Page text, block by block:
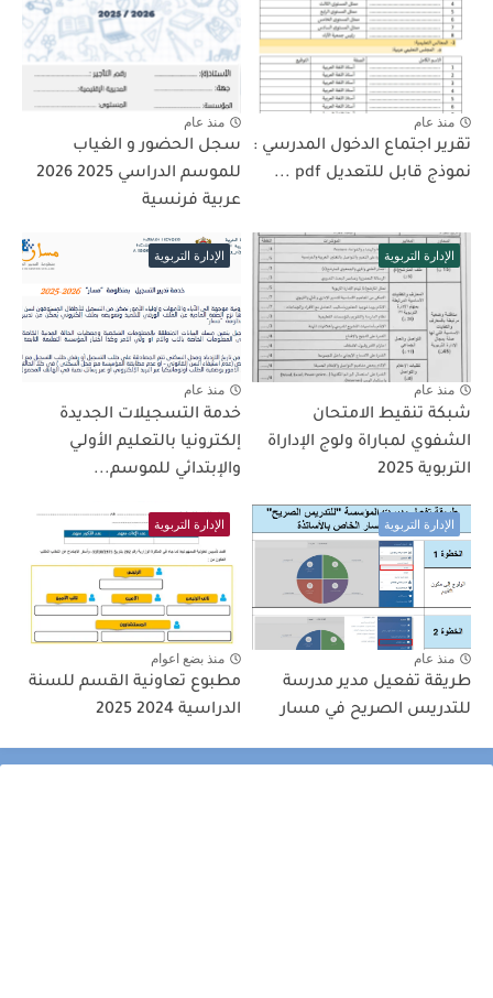
منذ عام
تقرير اجتماع الدخول المدرسي :
نموذج قابل للتعديل pdf ...
منذ عام
سجل الحضور و الغياب
للموسم الدراسي 2025 2026
عربية فرنسية
الإدارة التربوية
منذ عام
شبكة تنقيط الامتحان
الشفوي لمباراة ولوج الإداراة
التربوية 2025
الإدارة التربوية
منذ عام
خدمة التسجيلات الجديدة
إلكترونيا بالتعليم الأولـي
والإبتدائي للموسم...
الإدارة التربوية
منذ عام
طريقة تفعيل مدير مدرسة
للتدريس الصريح في مسار
الإدارة التربوية
منذ بضع اعوام
مطبوع تعاونية القسم للسنة
الدراسية 2024 2025